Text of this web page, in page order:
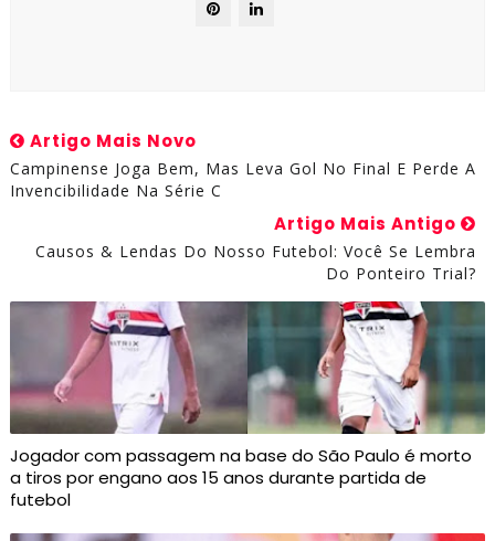
Artigo Mais Novo
Campinense Joga Bem, Mas Leva Gol No Final E Perde A
Invencibilidade Na Série C
Artigo Mais Antigo
Causos & Lendas Do Nosso Futebol: Você Se Lembra
Do Ponteiro Trial?
Jogador com passagem na base do São Paulo é morto
a tiros por engano aos 15 anos durante partida de
futebol